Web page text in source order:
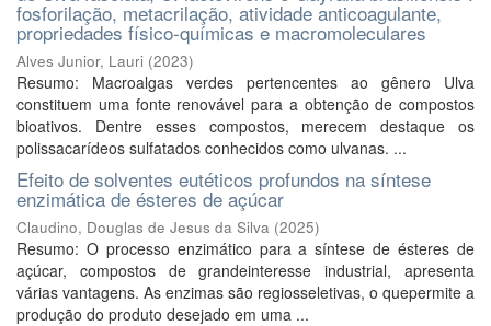
fosforilação, metacrilação, atividade anticoagulante,
propriedades físico-químicas e macromoleculares
Alves Junior, Lauri (2023)
Resumo: Macroalgas verdes pertencentes ao gênero Ulva
constituem uma fonte renovável para a obtenção de compostos
bioativos. Dentre esses compostos, merecem destaque os
polissacarídeos sulfatados conhecidos como ulvanas. ...
Efeito de solventes eutéticos profundos na síntese
enzimática de ésteres de açúcar
Claudino, Douglas de Jesus da Silva (2025)
Resumo: O processo enzimático para a síntese de ésteres de
açúcar, compostos de grandeinteresse industrial, apresenta
várias vantagens. As enzimas são regiosseletivas, o quepermite a
produção do produto desejado em uma ...